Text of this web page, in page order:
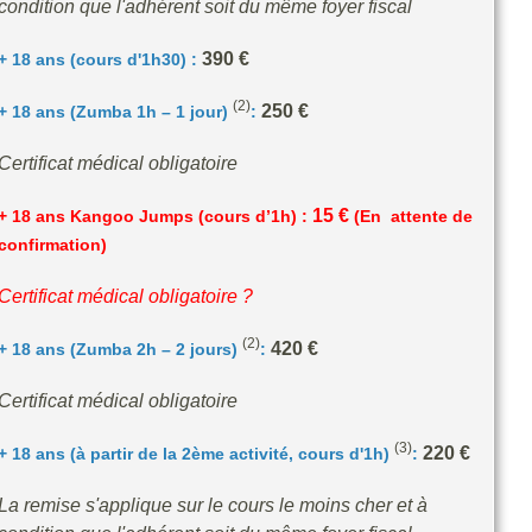
que l'adhérent soit du même foyer fiscal
18 ans (cours d'1h30) : 390 €
18 ans (Zumba 1h – 1 jour)(2): 250 €
Certificat médical obligatoire
18 ans Kangoo Jumps (cours d’1h) : 15 €(En attente de
Certificat médical obligatoire ?
18 ans (Zumba 2h – 2 jours)(2): 420 €
Certificat médical obligatoire
18 ans (à partir de la 2ème activité, cours d'1h)(3): 220 €
remise s'applique sur le cours le moins cher et à